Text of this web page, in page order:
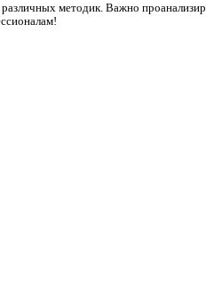
методик. Важно